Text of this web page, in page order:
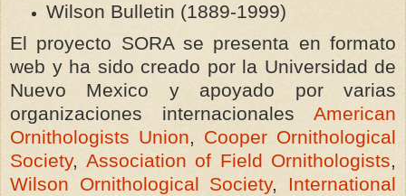
Wilson Bulletin (1889-1999)
El proyecto SORA se presenta en formato
web y ha sido creado por la Universidad de
Nuevo Mexico y apoyado por varias
organizaciones internacionales American
Ornithologists Union, Cooper Ornithological
Society, Association of Field Ornithologists,
Wilson Ornithological Society, International